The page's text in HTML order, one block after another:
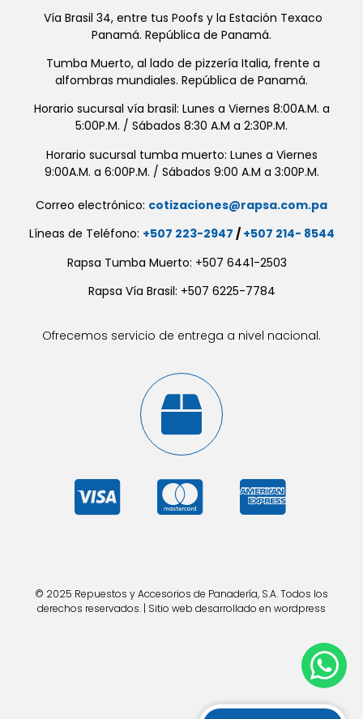
Vía Brasil 34, entre tus Poofs y la Estación Texaco
Panamá. República de Panamá.
Tumba Muerto, al lado de pizzería Italia, frente a
alfombras mundiales. República de Panamá.
Horario sucursal vía brasil: Lunes a Viernes 8:00A.M. a
5:00P.M. / Sábados 8:30 A.M a 2:30P.M.
Horario sucursal tumba muerto: Lunes a Viernes
9:00A.M. a 6:00P.M. / Sábados 9:00 A.M a 3:00P.M.
Correo electrónico: cotizaciones@rapsa.com.pa
Líneas de Teléfono: +507 223-2947 / +507 214- 8544
Rapsa Tumba Muerto: +507 6441-2503
Rapsa Vía Brasil: +507 6225-7784
Ofrecemos servicio de entrega a nivel nacional.
© 2025 Repuestos y Accesorios de Panadería, S.A. Todos los
derechos reservados. | Sitio web desarrollado en wordpress